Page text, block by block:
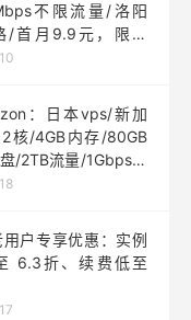
不限流量/洛阳
/首月9.9元，限量
：日本vps/新加
核/4GB内存/80GB
/2TB流量/1Gbps端
用户专享优惠：实例
6.3折、续费低至